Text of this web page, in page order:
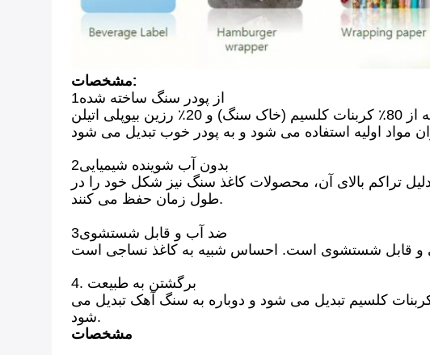
مشخصات:
1از پودر سنگ ساخته شده
کاغذ سنگ یک نوع کاغذ است که از 80٪ کربنات کلسیم (خاک سنگ) و 20٪ رزین بیوپلی اتیلن (HDPE) ساخته شده است. در این مورد HDPE به عنوان یک باندر
2بدون آب شوینده شیمیایی
تراکم بالای آن، محصولات کاغذ سنگ نیز شکل خود را در
طول زمان حفظ می کنند.
3ضد آب و قابل شستشوی
4. برگشتن به طبیعت
کلسیم تبدیل می شود و دوباره به سنگ آهک تبدیل می
شود.
مشخصات